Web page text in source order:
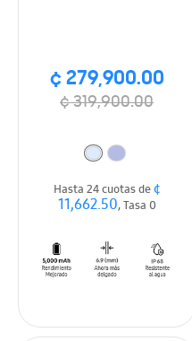
¢ 279,900.00
¢ 319,900.00
Hasta 24 cuotas de¢
11,662.50, Tasa 0